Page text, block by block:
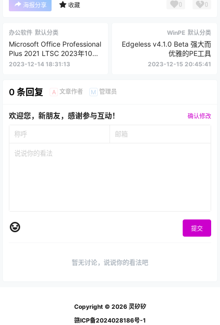
海报分享 收藏 0 0
办公软件 默认分类
Microsoft Office Professional
Plus 2021 LTSC 2023年10月
版
2023-12-14 18:31:13
WinPE 默认分类
Edgeless v4.1.0 Beta 强大而
优雅的PE工具
2023-12-15 20:45:41
0 条回复 A 文章作者 M 管理员
欢迎您，新朋友，感谢参与互动！ 确认修改
提交
暂无讨论，说说你的看法吧
Copyright © 2026灵矽矽
赣ICP备2024028186号-1